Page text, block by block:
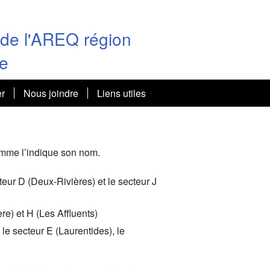
l'AREQ région
Régionales du 24 mars
femmes et des aînées
Nous joindre Liens utiles
l’indique son nom.
D (Deux-Rivières) et le secteur J
et H (Les Affluents)
secteur E (Laurentides), le